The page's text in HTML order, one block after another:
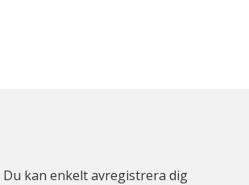
kan enkelt avregistrera dig